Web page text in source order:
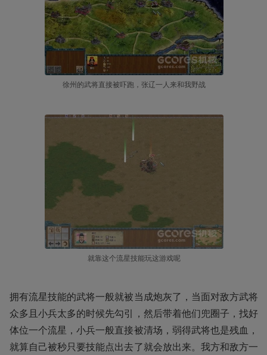
徐州的武将直接被吓跑，张辽一人来和我野战
就靠这个流星技能玩这游戏呢
拥有流星技能的武将一般就被当成炮灰了，当面对敌方武将
众多且小兵太多的时候先勾引，然后带着他们兜圈子，找好
体位一个流星，小兵一般直接被清场，弱得武将也是残血，
就算自己被秒只要技能点出去了就会放出来。我方和敌方一